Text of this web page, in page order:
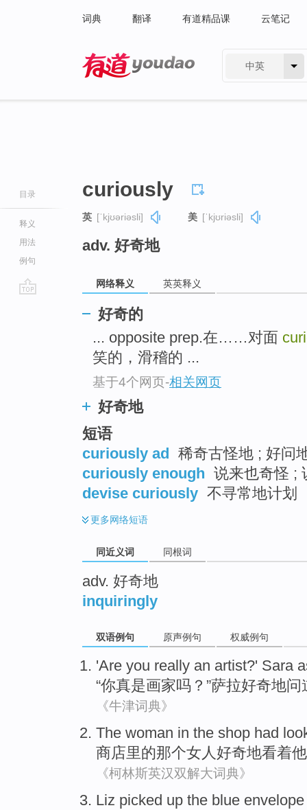
词典 翻译 有道精品课 云笔记
中英
目录
释义
用法
例句
curiously
英 [ˈkjʊəriəsli] 美 [ˈkjʊriəsli]
adv. 好奇地
网络释义 英英释义
好奇的
... opposite prep.在……对面
笑的，滑稽的 ...
基于4个网页-相关网页
好奇地
短语
curiously ad 稀奇古怪地 ; 好问
curiously enough 说来也奇怪 ;
devise curiously 不寻常地计划
更多网络短语
同近义词 同根词
adv. 好奇地
inquiringly
双语例句 原声例句 权威例句
'Are you really an artist?' Sara
“你真是画家吗？”萨拉好奇地问
《牛津词典》
The woman in the shop had
商店里的那个女人好奇地看着
《柯林斯英汉双解大词典》
Liz picked up the blue envelope